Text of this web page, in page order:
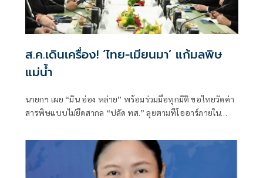
ส.ค.เดินเครื่อง! ‘ไทย-เมียนมา’ แก้มลพิษ
แม่นํ้า
นายกฯ เผย “มิน อ่อง หล่าย” พร้อมร่วมมือทุกมิติ ขอไทยวัดค่า
สารพิษแบบไม่ยึดสากล “ปลัด ทส.” ลุยตามทีโออาร์ภายใน
การทูตไทยบนเวทีโลก